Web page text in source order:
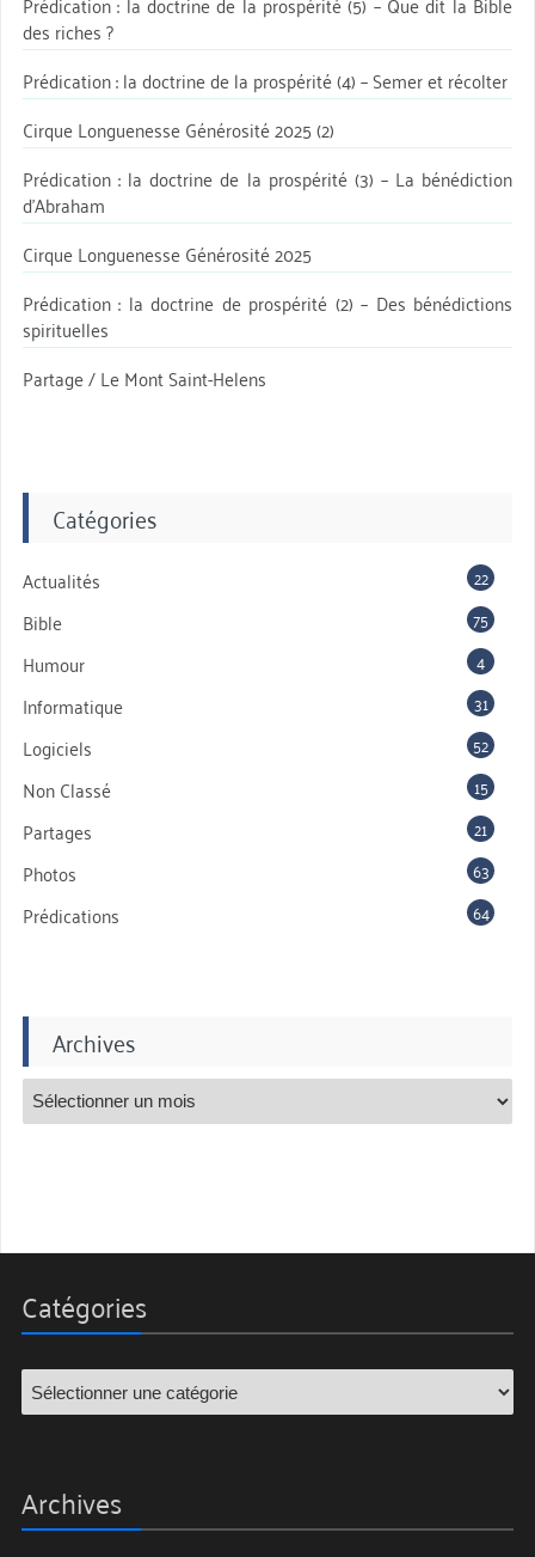
des riches ?
Prédication : la doctrine de la prospérité (4) – Semer et récolter
Cirque Longuenesse Générosité 2025 (2)
Prédication : la doctrine de la prospérité (3) – La bénédiction
d’Abraham
Cirque Longuenesse Générosité 2025
Prédication : la doctrine de prospérité (2) – Des bénédictions
spirituelles
Partage / Le Mont Saint-Helens
Catégories
Actualités 22
Bible 75
Humour 4
Informatique 31
Logiciels 52
Non Classé 15
Partages 21
Photos 63
Prédications 64
Archives
Catégories
Archives